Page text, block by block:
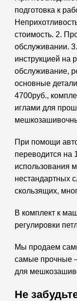
подготовка к
стоимость. 2.
обслуживании.
инструкцией на
обслуживание,
основные
4700руб.,
иглами для
При помощи
переводится на
использования
нестандартных
скользящих,
В комплект к
регулировки
Мы продаем
самые прочные
для
Не